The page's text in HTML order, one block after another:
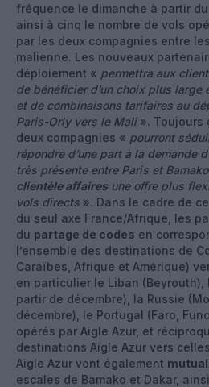
fréquence le dimanche à partir
ainsi à cinq le nombre de vols
par les deux compagnies entre
malienne. Les nouveaux
déploiement « permettra aux
de bénéficier d’un choix plus
et de combinaisons tarifaires au
Paris-Orly vers le Mali ». Toujours
deux compagnies « pourront
répondre d’une part à la demande
très présente entre Paris et
clientèle affaires une offre plus
vols directs ». Dans le cadre de
du seul axe France/Afrique, les
du partage de codes en
l’ensemble des destinations de
Caraïbes, Afrique et Amérique)
en particulier le Liban (Beyrouth),
partir de décembre), la Russie
décembre), le Portugal (Faro,
opérés par Aigle Azur, et
destinations Aigle Azur vers
Aigle Azur vont également
escales de Bamako et Dakar,